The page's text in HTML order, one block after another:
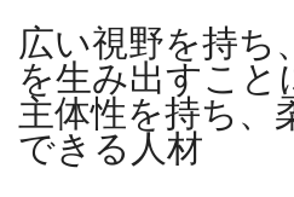
広い視野を持ち
を生み出すこと
主体性を持ち、
できる人材